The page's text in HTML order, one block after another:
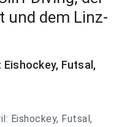
und dem Linz-
Eishockey, Futsal,
Eishockey, Futsal,